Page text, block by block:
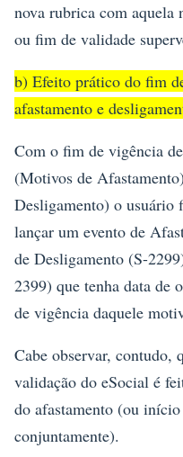
nova rubrica com aquela
ou fim de validade
b) Efeito prático do fim
afastamento e
Com o fim de vigência
(Motivos de
Desligamento) o usuário
lançar um evento de
de Desligamento (S-
2399) que tenha data de
de vigência daquele
Cabe observar, contudo,
validação do eSocial é
do afastamento (ou
conjuntamente).